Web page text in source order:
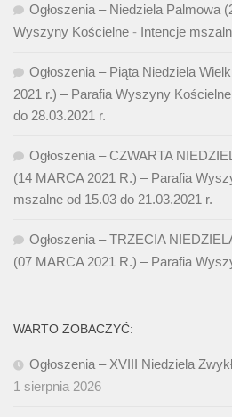
Ogłoszenia – Niedziela Palmowa
Wyszyny Kościelne - Intencje
Ogłoszenia – Piąta Niedziela
2021 r.) – Parafia Wyszyny Kościelne
do 28.03.2021 r.
Ogłoszenia – CZWARTA
(14 MARCA 2021 R.) – Parafia
mszalne od 15.03 do 21.03.2021 r.
Ogłoszenia – TRZECIA
(07 MARCA 2021 R.) – Parafia
WARTO ZOBACZYĆ:
Ogłoszenia – XVIII Niedziela
1 sierpnia 2026